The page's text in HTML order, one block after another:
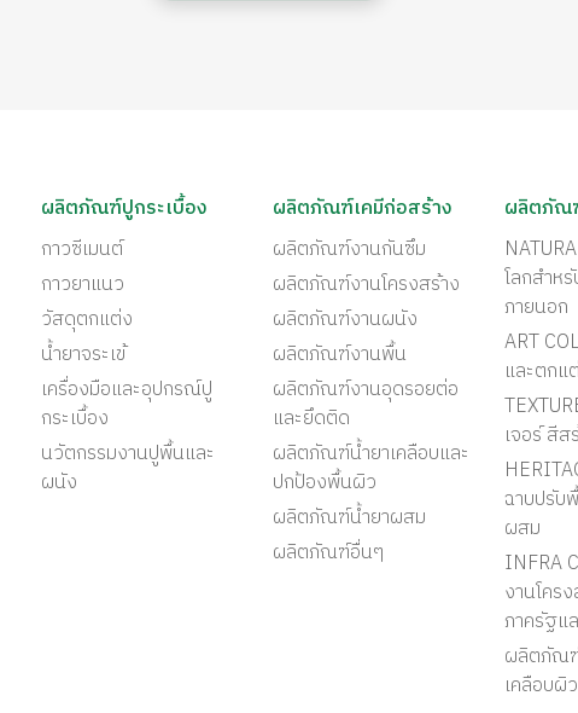
ผลิตภัณฑ์ปูกระเบื้อง
กาวซีเมนต์
กาวยาแนว
วัสดุตกแต่ง
น้ำยาจระเข้
เครื่องมือและอุปกรณ์ปู
กระเบื้อง
นวัตกรรมงานปูพื้นและ
ผนัง
ผลิตภัณฑ์เคมีก่อสร้าง
ผลิตภัณฑ์งานกันซึม
ผลิตภัณฑ์งานโครงสร้าง
ผลิตภัณฑ์งานผนัง
ผลิตภัณฑ์งานพื้น
ผลิตภัณฑ์งานอุดรอยต่อ
และยึดติด
ผลิตภัณฑ์น้ำยาเคลือบและ
ปกป้องพื้นผิว
ผลิตภัณฑ์น้ำยาผสม
ผลิตภัณฑ์อื่นๆ
ผลิตภัณ
โลกสำห
ภายนอก
ART
และตกแ
เจอร์ สีส
ฉาบปรับ
ผสม
INFRA
งานโคร
ภาครัฐแ
ผลิตภัณ
เคลือบผิว